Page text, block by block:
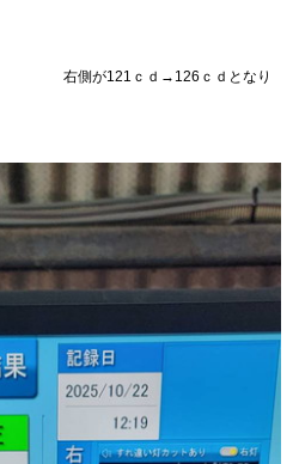
右側が121ｃｄ→126ｃｄとなり